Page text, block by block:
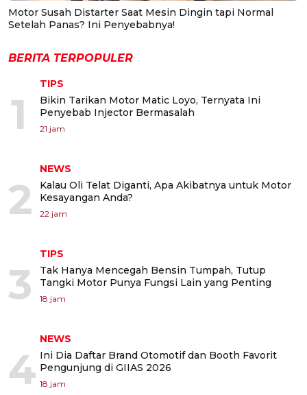
Motor Susah Distarter Saat Mesin Dingin tapi Normal
Setelah Panas? Ini Penyebabnya!
BERITA TERPOPULER
1
TIPS
Bikin Tarikan Motor Matic Loyo, Ternyata Ini
Penyebab Injector Bermasalah
21 jam
2
NEWS
Kalau Oli Telat Diganti, Apa Akibatnya untuk Motor
Kesayangan Anda?
22 jam
3
TIPS
Tak Hanya Mencegah Bensin Tumpah, Tutup
Tangki Motor Punya Fungsi Lain yang Penting
18 jam
4
NEWS
Ini Dia Daftar Brand Otomotif dan Booth Favorit
Pengunjung di GIIAS 2026
18 jam